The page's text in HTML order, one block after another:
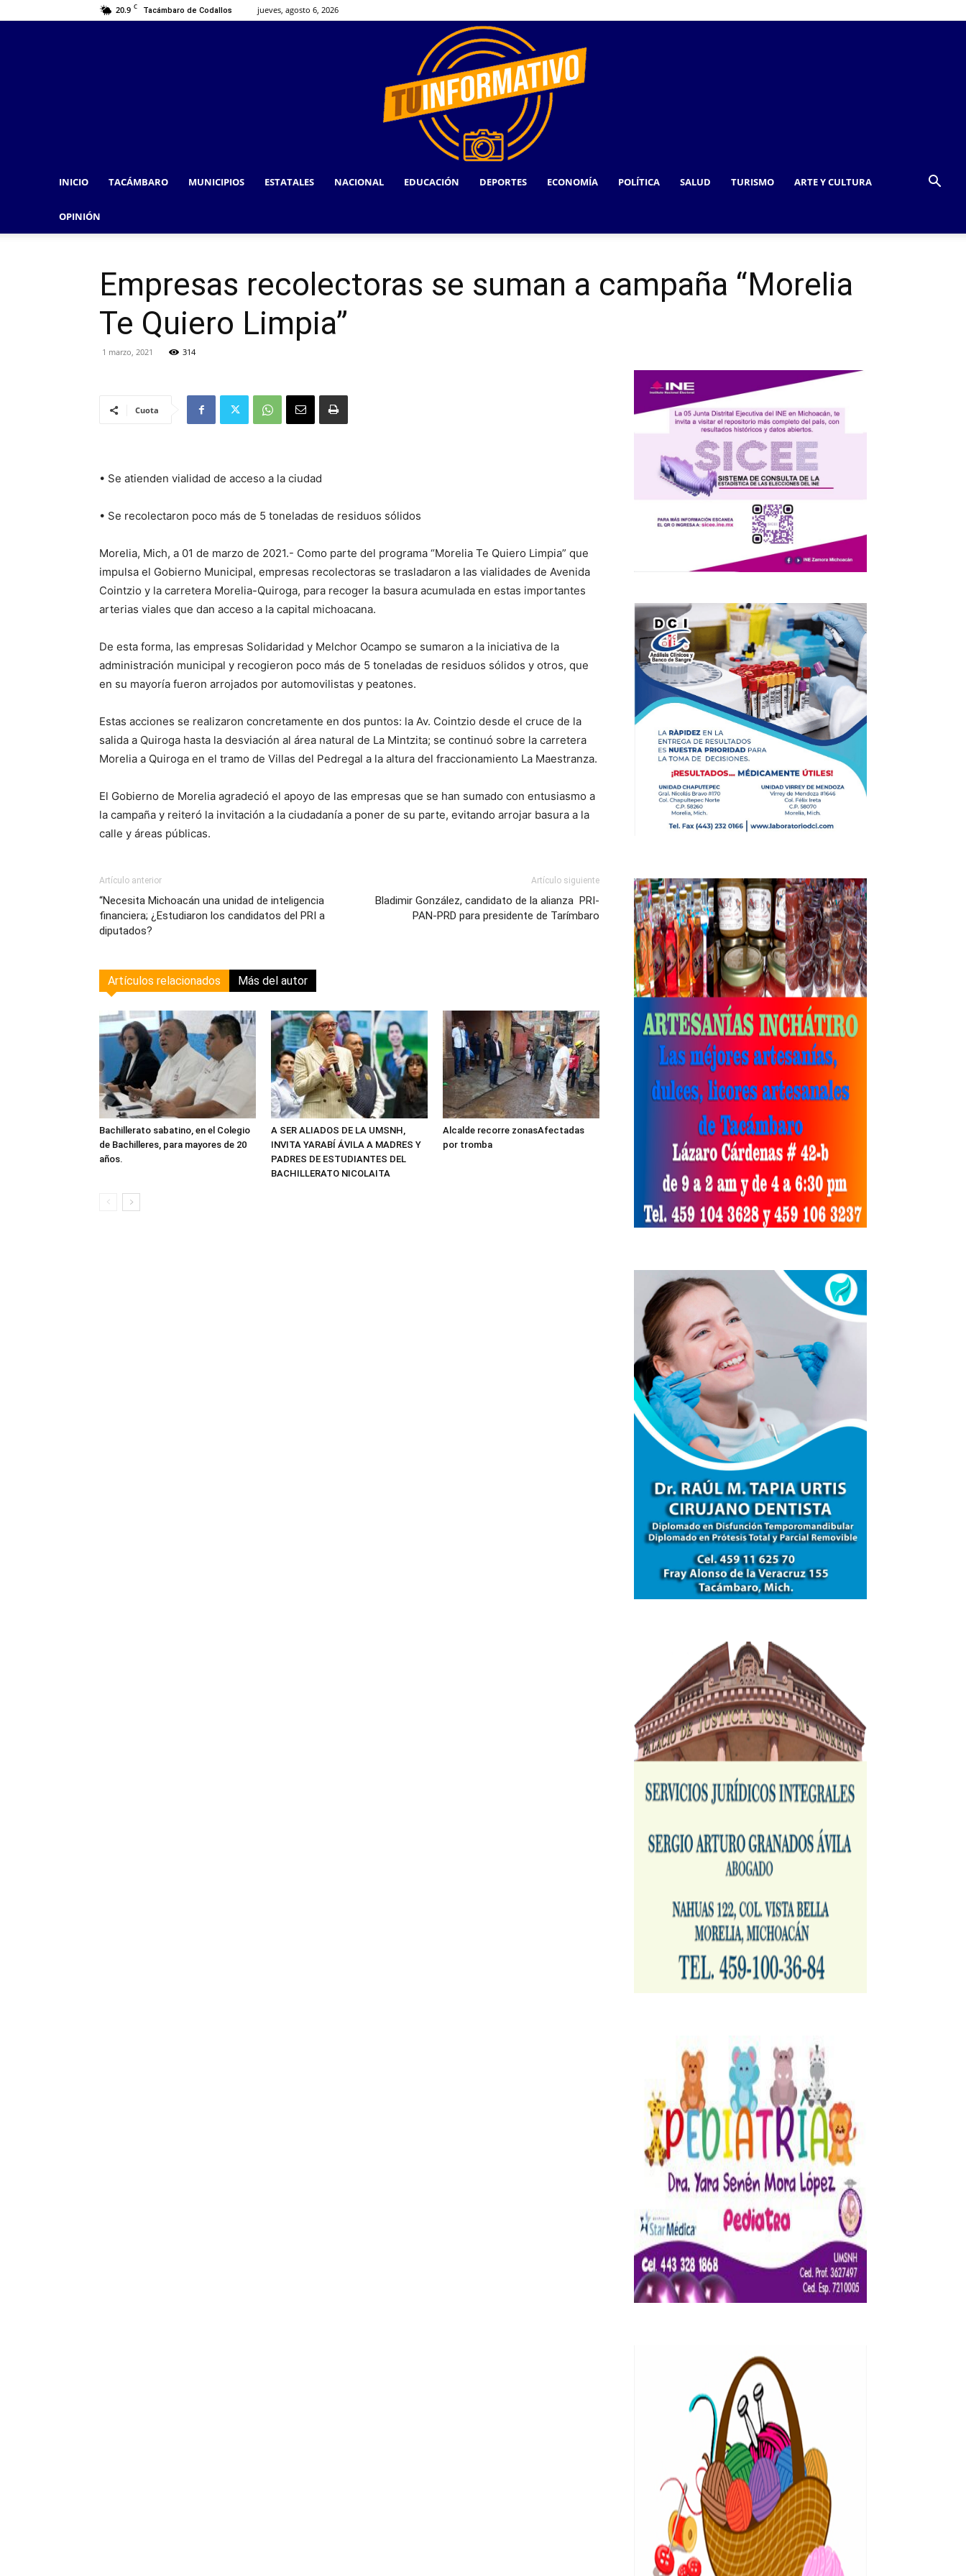
20.9 C Tacámbaro de Codallos jueves, agosto 6, 2026
INICIO TACÁMBARO MUNICIPIOS ESTATALES NACIONAL EDUCACIÓN DEPORTES ECONOMÍA POLÍTICA SALUD TURISMO ARTE Y CULTURA
OPINIÓN
Empresas recolectoras se suman a campaña “Morelia
Te Quiero Limpia”
1 marzo, 2021 314
Cuota
• Se atienden vialidad de acceso a la ciudad
• Se recolectaron poco más de 5 toneladas de residuos sólidos
Morelia, Mich, a 01 de marzo de 2021.- Como parte del programa “Morelia Te Quiero Limpia” que
impulsa el Gobierno Municipal, empresas recolectoras se trasladaron a las vialidades de Avenida
Cointzio y la carretera Morelia-Quiroga, para recoger la basura acumulada en estas importantes
arterias viales que dan acceso a la capital michoacana.
De esta forma, las empresas Solidaridad y Melchor Ocampo se sumaron a la iniciativa de la
administración municipal y recogieron poco más de 5 toneladas de residuos sólidos y otros, que
en su mayoría fueron arrojados por automovilistas y peatones.
Estas acciones se realizaron concretamente en dos puntos: la Av. Cointzio desde el cruce de la
salida a Quiroga hasta la desviación al área natural de La Mintzita; se continuó sobre la carretera
Morelia a Quiroga en el tramo de Villas del Pedregal a la altura del fraccionamiento La Maestranza.
El Gobierno de Morelia agradeció el apoyo de las empresas que se han sumado con entusiasmo a
la campaña y reiteró la invitación a la ciudadanía a poner de su parte, evitando arrojar basura a la
calle y áreas públicas.
Artículo anterior
“Necesita Michoacán una unidad de inteligencia
financiera; ¿Estudiaron los candidatos del PRI a
diputados?
Artículo siguiente
Bladimir González, candidato de la alianza PRI-
PAN-PRD para presidente de Tarímbaro
Artículos relacionados Más del autor
Bachillerato sabatino, en el Colegio
de Bachilleres, para mayores de 20
años.
A SER ALIADOS DE LA UMSNH,
INVITA YARABÍ ÁVILA A MADRES Y
PADRES DE ESTUDIANTES DEL
BACHILLERATO NICOLAITA
Alcalde recorre zonasAfectadas
por tromba